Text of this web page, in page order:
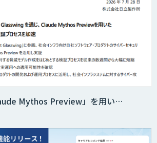
Acompany セキュアチャット
AI価格調査ツールSmapra
Mythos Preview」を用い…